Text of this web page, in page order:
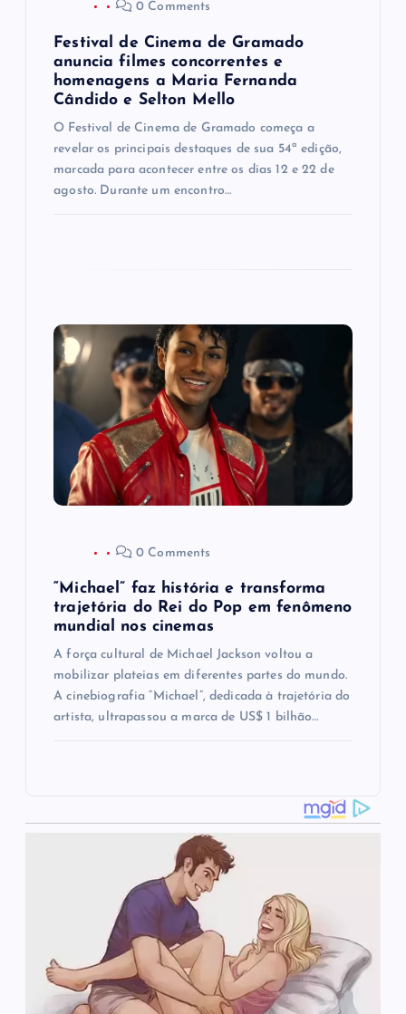
0 Comments
Festival de Cinema de Gramado
anuncia filmes concorrentes e
homenagens a Maria Fernanda
Cândido e Selton Mello
O Festival de Cinema de Gramado começa a
revelar os principais destaques de sua 54ª edição,
marcada para acontecer entre os dias 12 e 22 de
agosto. Durante um encontro…
0 Comments
“Michael” faz história e transforma
trajetória do Rei do Pop em fenômeno
mundial nos cinemas
A força cultural de Michael Jackson voltou a
mobilizar plateias em diferentes partes do mundo.
A cinebiografia “Michael”, dedicada à trajetória do
artista, ultrapassou a marca de US$ 1 bilhão…